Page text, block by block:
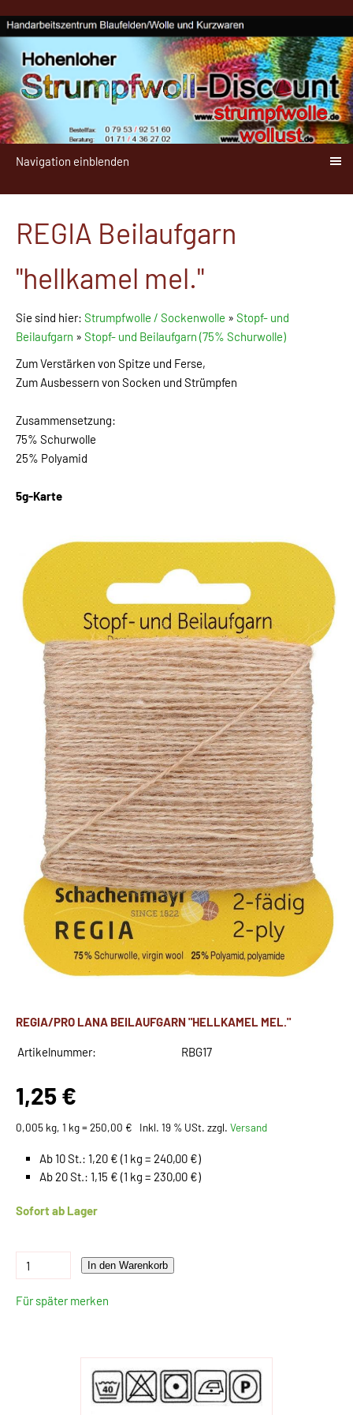
Navigation einblenden
REGIA Beilaufgarn
"hellkamel mel."
Sie sind hier: Strumpfwolle / Sockenwolle » Stopf- und
Beilaufgarn » Stopf- und Beilaufgarn (75% Schurwolle)
Zum Verstärken von Spitze und Ferse,
Zum Ausbessern von Socken und Strümpfen
Zusammensetzung:
75% Schurwolle
25% Polyamid
5g-Karte
REGIA/PRO LANA BEILAUFGARN "HELLKAMEL MEL."
Artikelnummer: RBG17
1,25 €
0,005 kg, 1 kg = 250,00 € Inkl. 19 % USt. zzgl. Versand
Ab 10 St.: 1,20 € (1 kg = 240,00 €)
Ab 20 St.: 1,15 € (1 kg = 230,00 €)
Sofort ab Lager
In den Warenkorb
Für später merken